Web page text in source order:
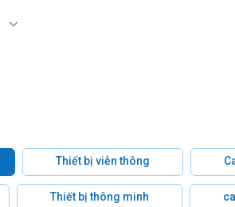
Thiết bị viễn thông
Thiết bị thông minh